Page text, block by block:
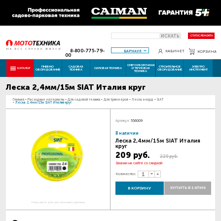
ИСКАТЬ СТАТУС РЕМОНТА
8-800-775-79-
00
БАРНАУЛ КАБИНЕТ КОРЗИНА
КАТАЛОГ ПНЕВМО
ОБОРУДОВАНИЕ
САДОВАЯ
ТЕХНИКА СИЛОВАЯ ТЕХНИКА
СНЕГОУБОРОЧНАЯ
И ТЕПЛОВАЯ
ТЕХНИКА
СТРОИТЕЛЬНОЕ
ОБОРУДОВАНИЕ
ЭЛЕКТРО
ИНСТРУМЕНТ
Леска 2,4мм/15м SIAT Италия круг
Главная - Расходные материалы - Для садовой техники - Для триммеров - Леска и корд - SIAT
- Леска 2,4мм/15м SIAT Италия круг
Наведите для увеличения картинки
Артикул: 556009
В наличии
Леска 2,4мм/15м SIAT Италия
круг
209 руб. 220 руб.
Закажи на сайте со скидкой
Количество:
В КОРЗИНУ КУПИТЬ В 1 КЛИК